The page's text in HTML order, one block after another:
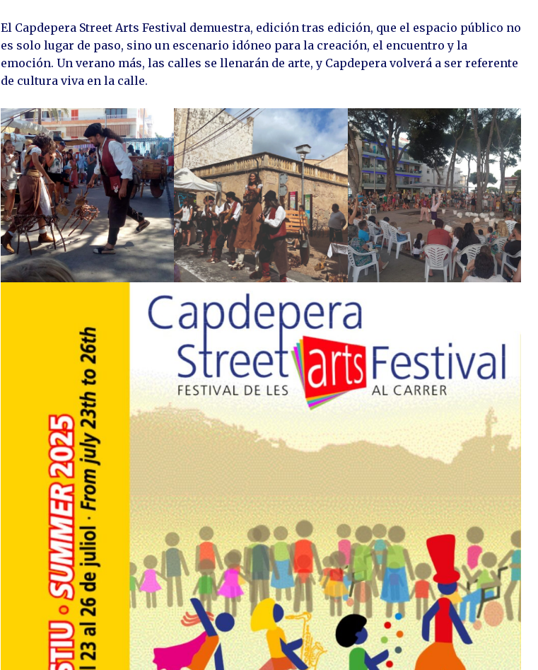
El Capdepera Street Arts Festival demuestra, edición tras edición, que el espacio público no
es solo lugar de paso, sino un escenario idóneo para la creación, el encuentro y la
emoción. Un verano más, las calles se llenarán de arte, y Capdepera volverá a ser referente
de cultura viva en la calle.